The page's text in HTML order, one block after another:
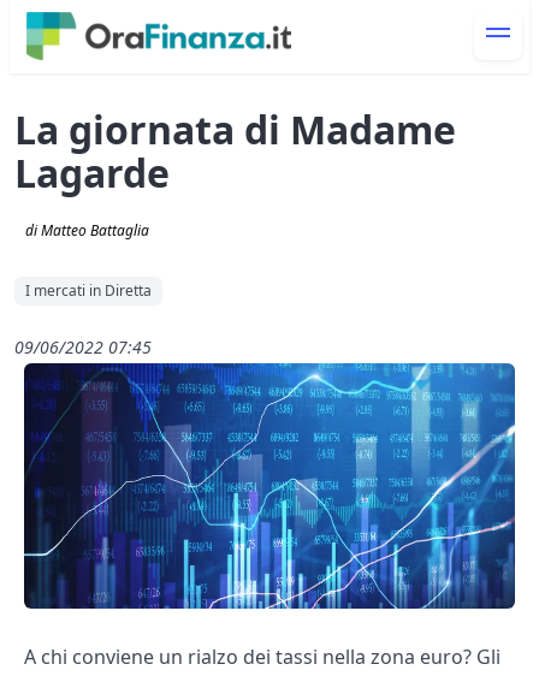
La giornata di Madame
Lagarde
di Matteo Battaglia
I mercati in Diretta
09/06/2022 07:45
A chi conviene un rialzo dei tassi nella zona euro? Gli